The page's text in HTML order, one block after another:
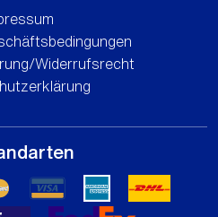
Widerrufsrecht